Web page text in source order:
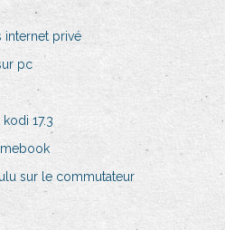
internet privé
pc
17.3
sur le commutateur